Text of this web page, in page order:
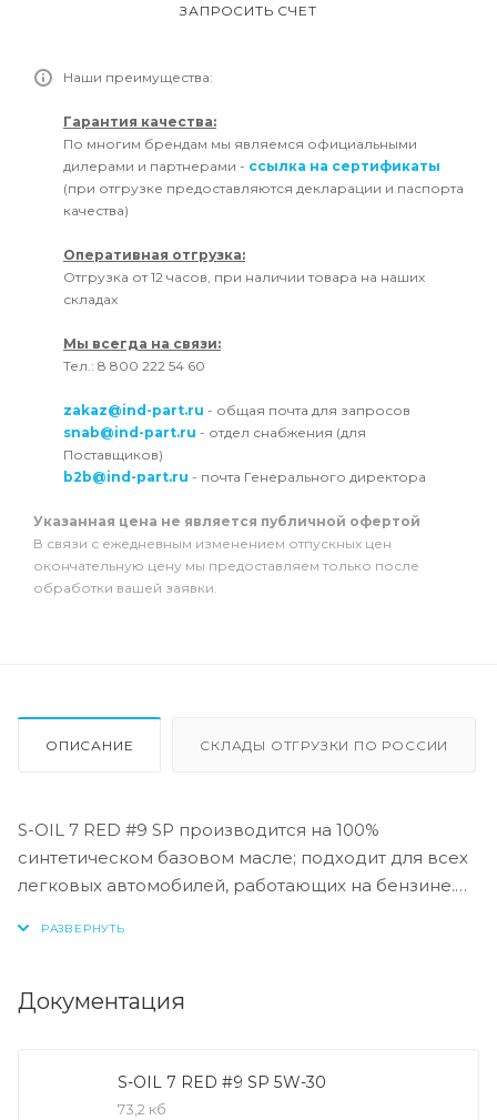
ЗАПРОСИТЬ СЧЕТ
Наши преимущества:
Гарантия качества:
По многим брендам мы являемся официальными
дилерами и партнерами - ссылка на сертификаты
(при отгрузке предоставляются декларации и паспорта
качества)
Оперативная отгрузка:
Отгрузка от 12 часов, при наличии товара на наших
складах
Мы всегда на связи:
Тел.: 8 800 222 54 60
zakaz@ind-part.ru - общая почта для запросов
snab@ind-part.ru - отдел снабжения (для
Поставщиков)
b2b@ind-part.ru - почта Генерального директора
Указанная цена не является публичной офертой
В связи с ежедневным изменением отпускных цен
окончательную цену мы предоставляем только после
обработки вашей заявки.
ОПИСАНИЕ СКЛАДЫ ОТГРУЗКИ ПО РОССИИ
S-OIL 7 RED #9 SP производится на 100%
синтетическом базовом масле; подходит для всех
легковых автомобилей, работающих на бензине.
прямой впрыск (GDI), и для транспортных средств,
были разработаны для предотвращения
проблемы LSPI (раннего зажигания на низких
Документация
S-OIL 7 RED #9 SP 5W-30
73,2 кб